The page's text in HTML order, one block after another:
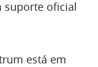
suporte oficial
está em